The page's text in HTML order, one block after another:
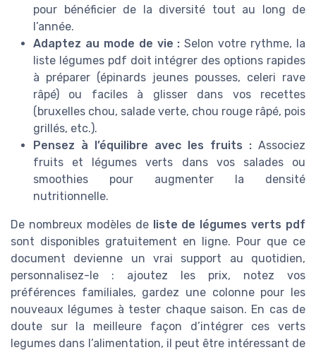
pour bénéficier de la diversité tout au long de
l’année.
Adaptez au mode de vie : Selon votre rythme, la
liste légumes pdf doit intégrer des options rapides
à préparer (épinards jeunes pousses, celeri rave
râpé) ou faciles à glisser dans vos recettes
(bruxelles chou, salade verte, chou rouge râpé, pois
grillés, etc.).
Pensez à l’équilibre avec les fruits : Associez
fruits et légumes verts dans vos salades ou
smoothies pour augmenter la densité
nutritionnelle.
De nombreux modèles de liste de légumes verts pdf
sont disponibles gratuitement en ligne. Pour que ce
document devienne un vrai support au quotidien,
personnalisez-le : ajoutez les prix, notez vos
préférences familiales, gardez une colonne pour les
nouveaux légumes à tester chaque saison. En cas de
doute sur la meilleure façon d’intégrer ces verts
legumes dans l’alimentation, il peut être intéressant de